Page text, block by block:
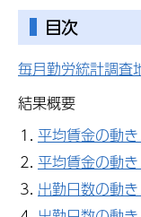
目次
毎月勤労統計調査
結果概要
平均賃金の動
平均賃金の動
出勤日数の動